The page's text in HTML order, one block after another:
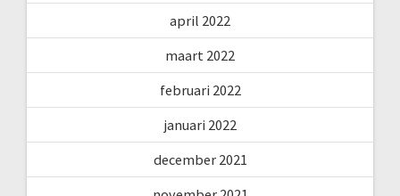
april 2022
maart 2022
februari 2022
januari 2022
december 2021